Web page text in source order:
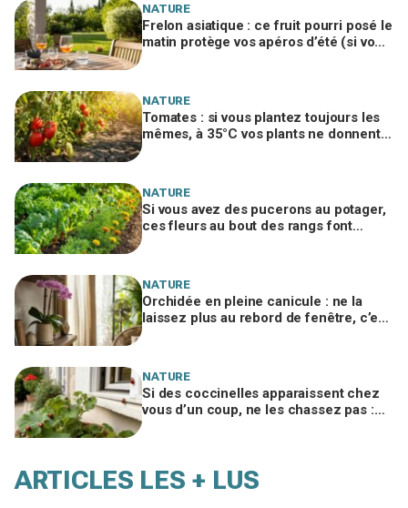
NATURE
Frelon asiatique : ce fruit pourri posé le
matin protège vos apéros d’été (si vous
NATURE
Tomates : si vous plantez toujours les
mêmes, à 35°C vos plants ne donnent
NATURE
Si vous avez des pucerons au potager,
ces fleurs au bout des rangs font
NATURE
Orchidée en pleine canicule : ne la
laissez plus au rebord de fenêtre, c’est
NATURE
Si des coccinelles apparaissent chez
vous d’un coup, ne les chassez pas :
ARTICLES LES + LUS